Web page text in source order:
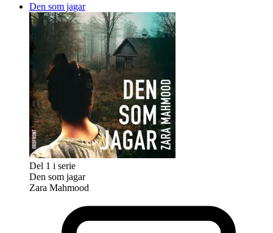
Den som jagar
Del 1 i serie
Den som jagar
Zara Mahmood